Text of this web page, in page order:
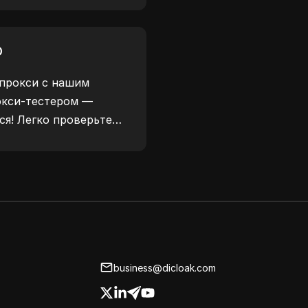
с нашим
тестером —
Легко проверьте
business@dicloak.com